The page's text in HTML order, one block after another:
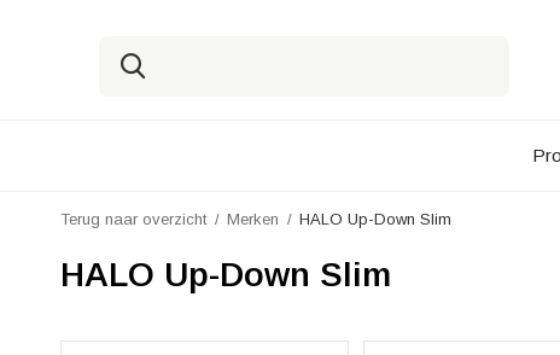
Terug naar overzicht Merken HALO Up-Down Slim
HALO Up-Down Slim